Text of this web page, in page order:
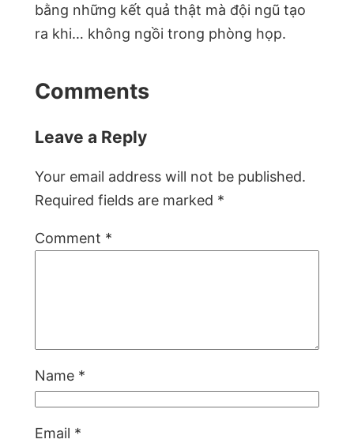
bằng những kết quả thật mà đội ngũ tạo
ra khi… không ngồi trong phòng họp.
Comments
Leave a Reply
Your email address will not be published.
Required fields are marked *
Comment *
Name *
Email *